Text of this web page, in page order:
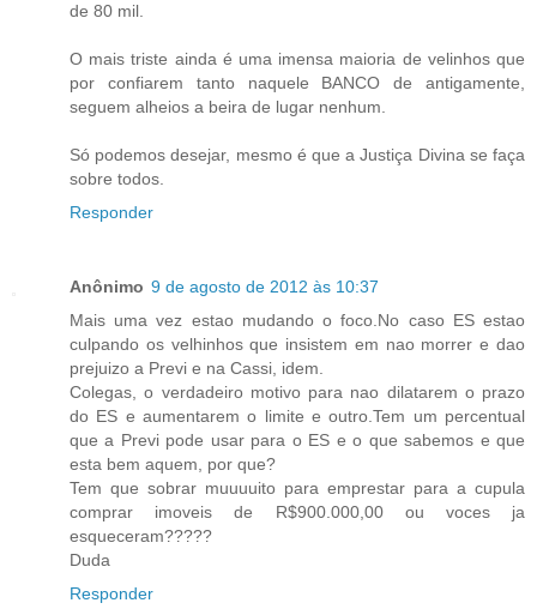
de 80 mil.
O mais triste ainda é uma imensa maioria de velinhos que
por confiarem tanto naquele BANCO de antigamente,
seguem alheios a beira de lugar nenhum.
Só podemos desejar, mesmo é que a Justiça Divina se faça
sobre todos.
Responder
Anônimo 9 de agosto de 2012 às 10:37
Mais uma vez estao mudando o foco.No caso ES estao
culpando os velhinhos que insistem em nao morrer e dao
prejuizo a Previ e na Cassi, idem.
Colegas, o verdadeiro motivo para nao dilatarem o prazo
do ES e aumentarem o limite e outro.Tem um percentual
que a Previ pode usar para o ES e o que sabemos e que
esta bem aquem, por que?
Tem que sobrar muuuuito para emprestar para a cupula
comprar imoveis de R$900.000,00 ou voces ja
esqueceram?????
Duda
Responder